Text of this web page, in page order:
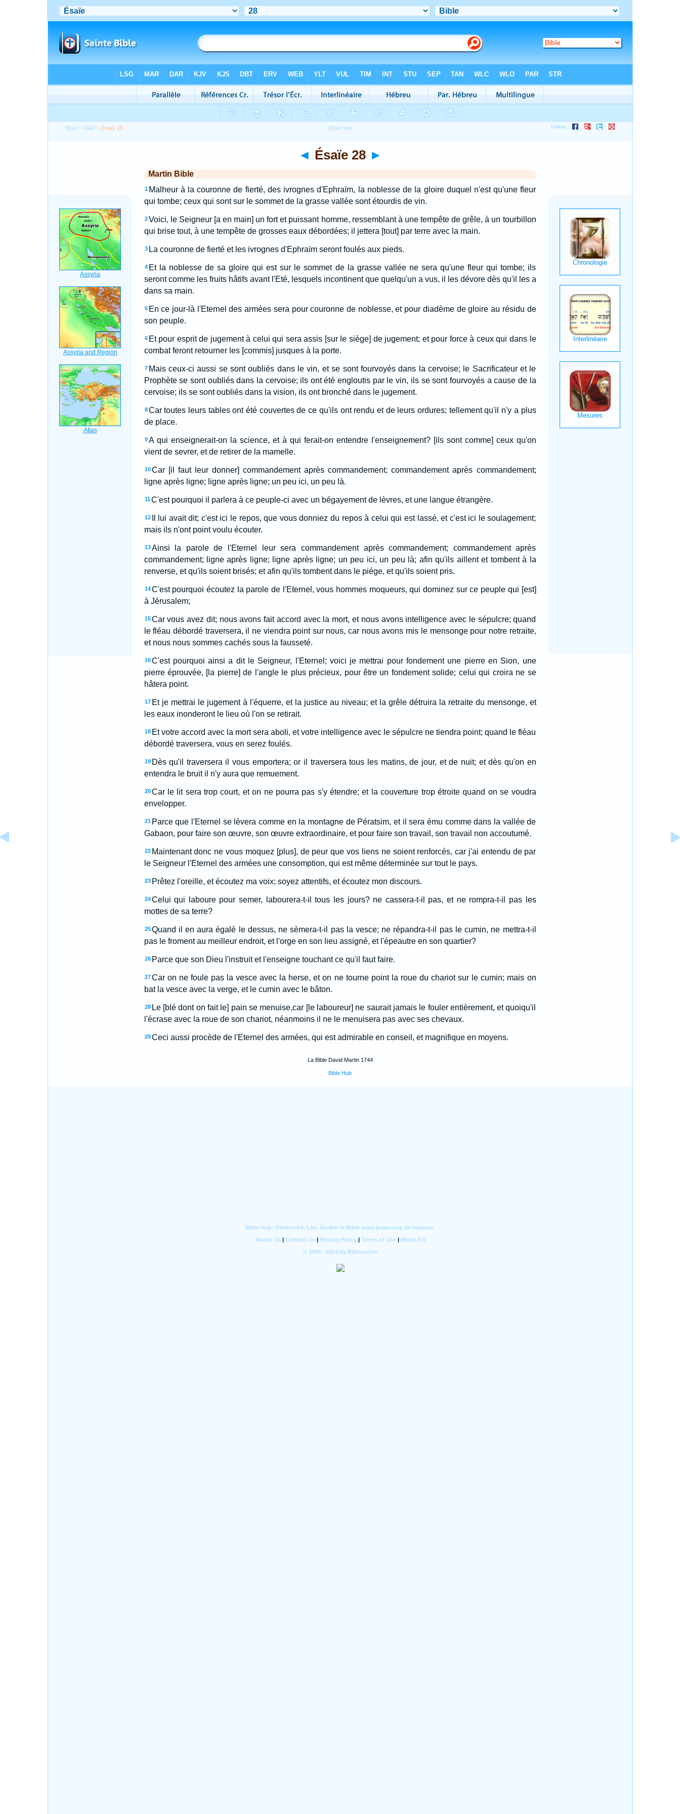
Bible > MAR > Ésaïe 28
◄ Ésaïe 28 ►
Martin Bible
1 Malheur à la couronne de fierté, des ivrognes d'Ephraïm, la noblesse de la gloire duquel n'est qu'une fleur
qui tombe; ceux qui sont sur le sommet de la grasse vallée sont étourdis de vin.
2 Voici, le Seigneur [a en main] un fort et puissant homme, ressemblant à une tempête de grêle, à un tourbillon
qui brise tout, à une tempête de grosses eaux débordées; il jettera [tout] par terre avec la main.
3 La couronne de fierté et les ivrognes d'Ephraïm seront foulés aux pieds.
4 Et la noblesse de sa gloire qui est sur le sommet de la grasse vallée ne sera qu'une fleur qui tombe; ils
seront comme les fruits hâtifs avant l'Eté, lesquels incontinent que quelqu'un a vus, il les dévore dès qu'il les a
dans sa main.
5 En ce jour-là l'Eternel des armées sera pour couronne de noblesse, et pour diadème de gloire au résidu de
son peuple.
6 Et pour esprit de jugement à celui qui sera assis [sur le siège] de jugement; et pour force à ceux qui dans le
combat feront retourner les [commis] jusques à la porte.
7 Mais ceux-ci aussi se sont oubliés dans le vin, et se sont fourvoyés dans la cervoise; le Sacrificateur et le
Prophète se sont oubliés dans la cervoise; ils ont été engloutis par le vin, ils se sont fourvoyés a cause de la
cervoise; ils se sont oubliés dans la vision, ils ont bronché dans le jugement.
8 Car toutes leurs tables ont été couvertes de ce qu'ils ont rendu et de leurs ordures; tellement qu'il n'y a plus
de place.
9 A qui enseignerait-on la science, et à qui ferait-on entendre l'enseignement? [ils sont comme] ceux qu'on
vient de sevrer, et de retirer de la mamelle.
10 Car [il faut leur donner] commandement après commandement; commandement après commandement;
ligne après ligne; ligne après ligne; un peu ici, un peu là.
11 C'est pourquoi il parlera à ce peuple-ci avec un bégayement de lèvres, et une langue étrangère.
12
Il lui avait dit; c'est ici le repos, que vous donniez du repos à celui qui est lassé, et c'est ici le soulagement;
mais ils n'ont point voulu écouter.
13 Ainsi la parole de l'Eternel leur sera commandement après commandement; commandement après
commandement; ligne après ligne; ligne après ligne; un peu ici, un peu là; afin qu'ils aillent et tombent à la
renverse, et qu'ils soient brisés; et afin qu'ils tombent dans le piége, et qu'ils soient pris.
14 C'est pourquoi écoutez la parole de l'Eternel, vous hommes moqueurs, qui dominez sur ce peuple qui [est]
à Jérusalem;
15 Car vous avez dit; nous avons fait accord avec la mort, et nous avons intelligence avec le sépulcre; quand
le fléau débordé traversera, il ne viendra point sur nous, car nous avons mis le mensonge pour notre retraite,
et nous nous sommes cachés sous la fausseté.
16 C'est pourquoi ainsi a dit le Seigneur, l'Eternel; voici je mettrai pour fondement une pierre en Sion, une
pierre éprouvée, [la pierre] de l'angle le plus précieux, pour être un fondement solide; celui qui croira ne se
hâtera point.
17 Et je mettrai le jugement à l'équerre, et la justice au niveau; et la grêle détruira la retraite du mensonge, et
les eaux inonderont le lieu où l'on se retirait.
18 Et votre accord avec la mort sera aboli, et votre intelligence avec le sépulcre ne tiendra point; quand le fléau
débordé traversera, vous en serez foulés.
19 Dès qu'il traversera il vous emportera; or il traversera tous les matins, de jour, et de nuit; et dès qu'on en
entendra le bruit il n'y aura que remuement.
20 Car le lit sera trop court, et on ne pourra pas s'y étendre; et la couverture trop étroite quand on se voudra
envelopper.
21 Parce que l'Eternel se lèvera comme en la montagne de Pératsim, et il sera ému comme dans la vallée de
Gabaon, pour faire son œuvre, son œuvre extraordinaire, et pour faire son travail, son travail non accoutumé.
22 Maintenant donc ne vous moquez [plus], de peur que vos liens ne soient renforcés, car j'ai entendu de par
le Seigneur l'Eternel des armées une consomption, qui est même déterminée sur tout le pays.
23 Prêtez l'oreille, et écoutez ma voix; soyez attentifs, et écoutez mon discours.
24 Celui qui laboure pour semer, labourera-t-il tous les jours? ne cassera-t-il pas, et ne rompra-t-il pas les
mottes de sa terre?
25 Quand il en aura égalé le dessus, ne sèmera-t-il pas la vesce; ne répandra-t-il pas le cumin, ne mettra-t-il
pas le froment au meilleur endroit, et l'orge en son lieu assigné, et l'épeautre en son quartier?
26 Parce que son Dieu l'instruit et l'enseigne touchant ce qu'il faut faire.
27 Car on ne foule pas la vesce avec la herse, et on ne tourne point la roue du chariot sur le cumin; mais on
bat la vesce avec la verge, et le cumin avec le bâton.
28 Le [blé dont on fait le] pain se menuise,car [le laboureur] ne saurait jamais le fouler entièrement, et quoiqu'il
l'écrase avec la roue de son chariot, néanmoins il ne le menuisera pas avec ses chevaux.
29 Ceci aussi procède de l'Eternel des armées, qui est admirable en conseil, et magnifique en moyens.
La Bible David Martin 1744
Bible Hub